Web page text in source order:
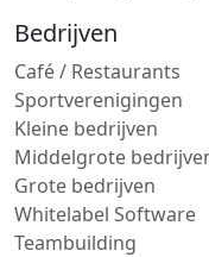
Bedrijven
Café / Restaurants
Sportverenigingen
Kleine bedrijven
Middelgrote
Grote bedrijven
Whitelabel Software
Teambuilding